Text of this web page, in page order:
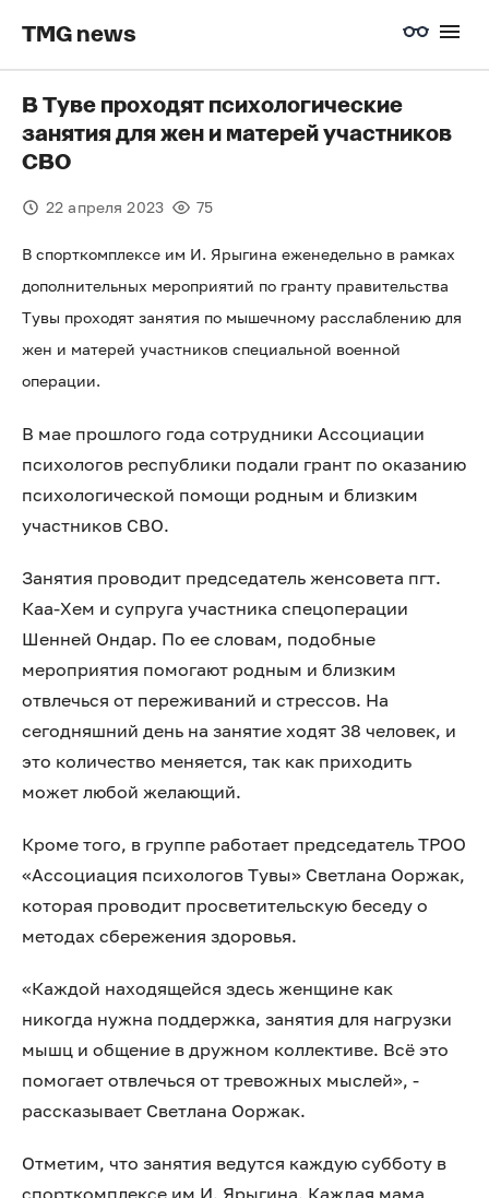
TMG news
В Туве проходят психологические
занятия для жен и матерей участников
СВО
22 апреля 2023 75
В спорткомплексе им И. Ярыгина еженедельно в рамках
дополнительных мероприятий по гранту правительства
Тувы проходят занятия по мышечному расслаблению для
жен и матерей участников специальной военной
операции.
В мае прошлого года сотрудники Ассоциации
психологов республики подали грант по оказанию
психологической помощи родным и близким
участников СВО.
Занятия проводит председатель женсовета пгт.
Каа-Хем и супруга участника спецоперации
Шенней Ондар. По ее словам, подобные
мероприятия помогают родным и близким
отвлечься от переживаний и стрессов. На
сегодняшний день на занятие ходят 38 человек, и
это количество меняется, так как приходить
может любой желающий.
Кроме того, в группе работает председатель ТРОО
«Ассоциация психологов Тувы» Светлана Ооржак,
которая проводит просветительскую беседу о
методах сбережения здоровья.
«Каждой находящейся здесь женщине как
никогда нужна поддержка, занятия для нагрузки
мышц и общение в дружном коллективе. Всё это
помогает отвлечься от тревожных мыслей», -
рассказывает Светлана Ооржак.
Отметим, что занятия ведутся каждую субботу в
спорткомплексе им И. Ярыгина. Каждая мама,